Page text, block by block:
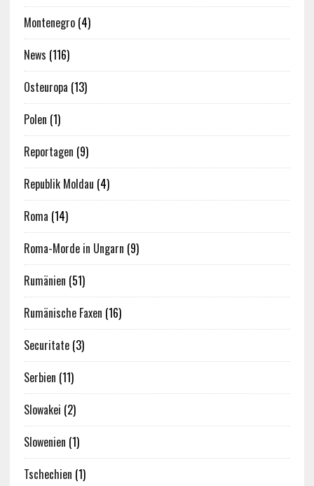
Montenegro(4)
News (116)
Osteuropa (13)
Polen (1)
Reportagen (9)
Republik Moldau (4)
Roma (14)
Roma-Morde in Ungarn (9)
Rumänien (51)
Rumänische Faxen (16)
Securitate(3)
Serbien (11)
Slowakei (2)
Slowenien (1)
Tschechien (1)